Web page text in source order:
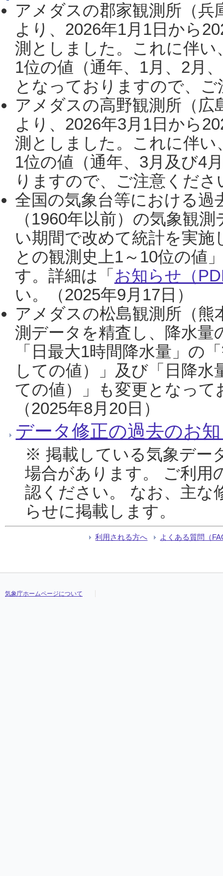
アメダスの郡家観測所（
より、2026年1月1日から
測としました。これに伴い
1位の値（通年、1月、2月
となっておりますので、
アメダスの高野観測所（
より、2026年3月1日から
測としました。これに伴い
1位の値（通年、3月及び4
りますので、ご注意くだ
全国の気象台等における過
（1960年以前）の気象観
い期間で改めて統計を実
との観測史上1～10位の値
す。詳細は「 お知らせ（
い。（2025年9月17日）
アメダスの松島観測所（熊
測データを精査し、降水
「日最大1時間降水量」の
しての値）」及び「日降
ての値）」も変更となっ
（2025年8月20日）
データ修正の過去のお
※ 掲載している気象デー
場合があります。 ご利用
認ください。 なお、主な
らせに掲載します。
利用される方へ よくある質問（
気象庁ホームページについて